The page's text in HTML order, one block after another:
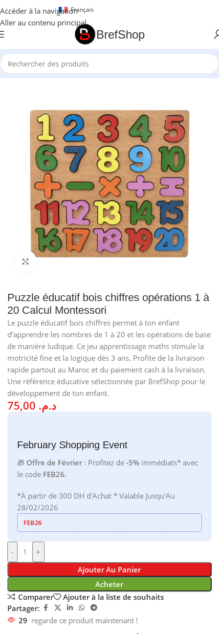
Accéder à la navigation
Aller au contenu principal
Français
BrefShop
Accueil/ Essentiel Enfant
Puzzle éducatif bois chiffres opérations 1 à
20 Calcul Montessori
Le puzzle éducatif bois chiffres permet à ton enfant
d’apprendre les nombres de 1 à 20 et les opérations de base
de manière ludique. Ce jeu apprentissage maths stimule la
motricité fine et la logique dès 3 ans. Profite de la livraison
rapide partout au Maroc et du paiement cash à la livraison.
Une référence éducative sélectionnée par BrefShop pour le
développement de ton enfant.
د.م.
February Shopping Event
🎁 Offre de Février : Profitez de -5% immédiats* avec
le code FEB26.
*À partir de 300 DH d'Achat * Valable Jusqu'Au
28/02/2026
FEB26
-
+
Ajouter Au Panier
Acheter
Comparer
Ajouter à la liste de souhaits
Partager:
29 regarde ce produit maintenant !